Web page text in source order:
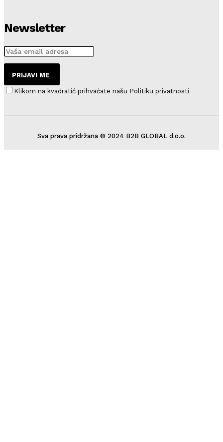
Newsletter
PRIJAVI ME
Klikom na kvadratić prihvaćate našu Politiku privatnosti
Sva prava pridržana © 2024 B2B GLOBAL d.o.o.